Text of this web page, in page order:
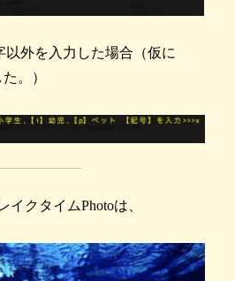
以外を入力した場合（仮に
。）
クタイムPhotoは、